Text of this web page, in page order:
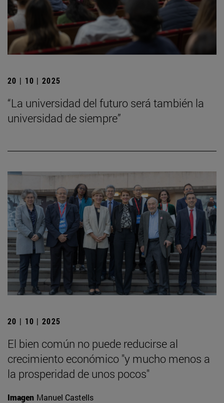
20 | 10 | 2025
“La universidad del futuro será también la
universidad de siempre”
20 | 10 | 2025
El bien común no puede reducirse al
crecimiento económico "y mucho menos a
la prosperidad de unos pocos"
Imagen Manuel Castells